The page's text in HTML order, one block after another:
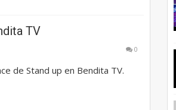
TV
0
de Stand up en Bendita TV.